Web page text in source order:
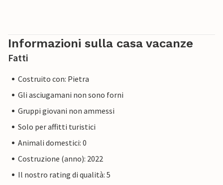
Informazioni sulla casa vacanze
Fatti
Costruito con: Pietra
Gli asciugamani non sono forni
Gruppi giovani non ammessi
Solo per affitti turistici
Animali domestici: 0
Costruzione (anno): 2022
Il nostro rating di qualità: 5